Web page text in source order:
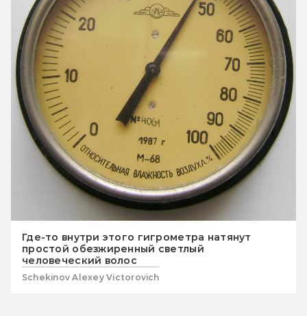
Где-то внутри этого гигрометра натянут
простой обезжиренный светлый
человеческий волос
Schekinov Alexey Victorovich